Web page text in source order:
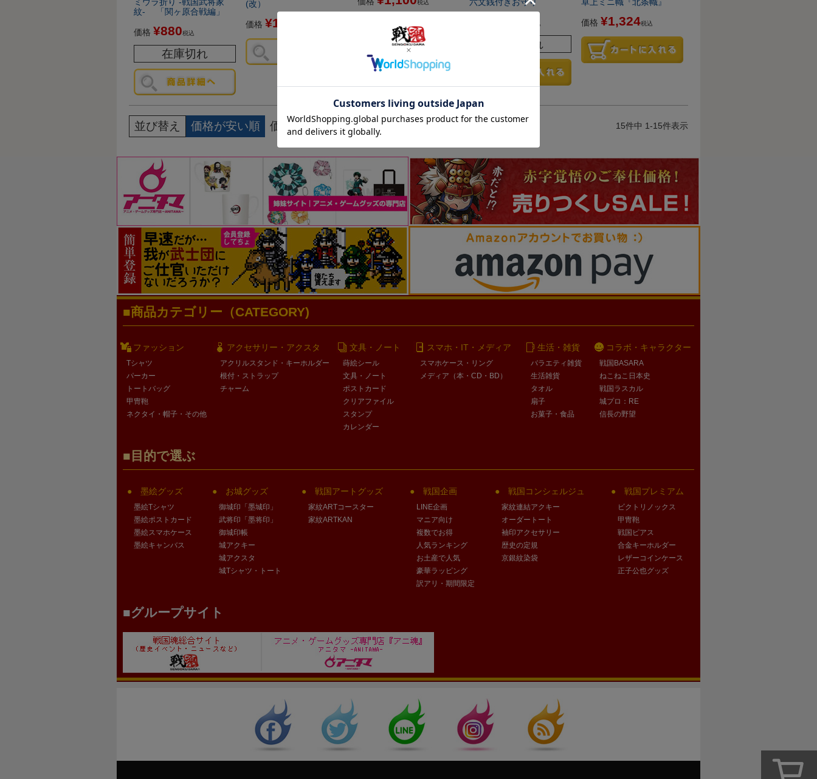
紋- 「関ヶ原合戦編」
価格 ¥880税込
在庫切れ
(改）
価格 ¥1,100
税込
税込
在庫切れ
価格 ¥1,324税込
並び替え 価格が安い順 価格が高い順 新着順 レビュー数順 15件中 1-15件表示
商品カテゴリー（CATEGORY)
ファッション
Tシャツ
パーカー
トートバッグ
甲冑鞄
ネクタイ・帽子・その他
アクセサリー・アクスタ
アクリルスタンド・キーホルダー
根付・ストラップ
チャーム
文具・ノート
蒔絵シール
文具・ノート
ポストカード
クリアファイル
スタンプ
カレンダー
スマホ・IT・メディア
スマホケース・リング
メディア（本・CD・BD）
生活・雑貨
バラエティ雑貨
生活雑貨
タオル
扇子
お菓子・食品
コラボ・キャラクター
戦国BASARA
ねこねこ日本史
戦国ラスカル
城プロ：RE
信長の野望
目的で選ぶ
墨絵グッズ
墨絵Tシャツ
墨絵ポストカード
墨絵スマホケース
墨絵キャンバス
お城グッズ
御城印「墨城印」
武将印「墨将印」
御城印帳
城アクキー
城アクスタ
城Tシャツ・トート
戦国アートグッズ
家紋ARTコースター
家紋ARTKAN
戦国企画
LINE企画
マニア向け
複数でお得
人気ランキング
お土産で人気
豪華ラッピング
訳アリ・期間限定
戦国コンシェルジュ
家紋連結アクキー
オーダートート
袖印アクセサリー
歴史の定規
京銀紋染袋
戦国プレミアム
ビクトリノックス
甲冑鞄
戦国ピアス
合金キーホルダー
レザーコインケース
正子公也グッズ
グループサイト